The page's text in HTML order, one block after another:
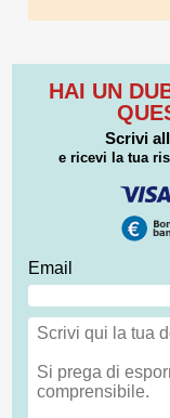
HAI UN
Scrivi
e ricevi la tua
Email